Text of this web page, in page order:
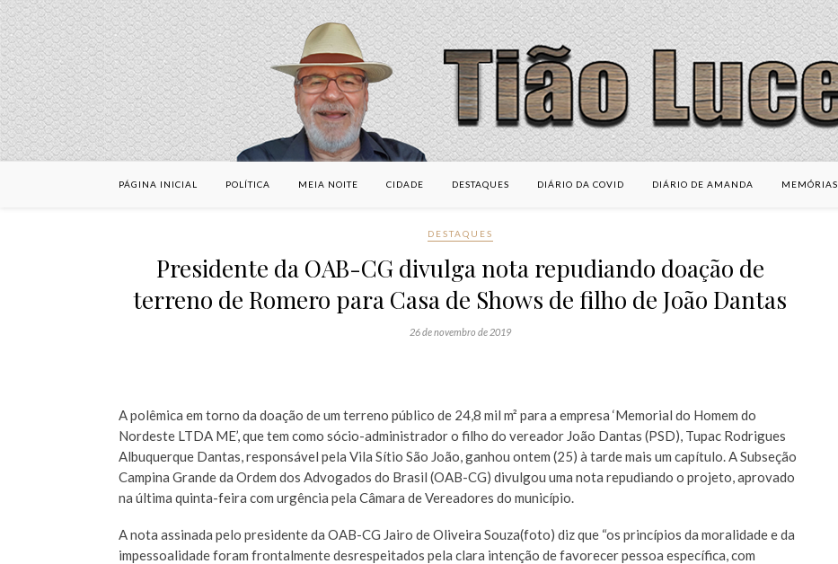
PÁGINA INICIAL POLÍTICA MEIA NOITE CIDADE DESTAQUES DIÁRIO DA COVID DIÁRIO DE AMANDA MEMÓRIAS
DESTAQUES
Presidente da OAB-CG divulga nota repudiando doação de
terreno de Romero para Casa de Shows de filho de João Dantas
26 de novembro de 2019
A polêmica em torno da doação de um terreno público de 24,8 mil m² para a empresa ‘Memorial do Homem do
Nordeste LTDA ME’, que tem como sócio-administrador o filho do vereador João Dantas (PSD), Tupac Rodrigues
Albuquerque Dantas, responsável pela Vila Sítio São João, ganhou ontem (25) à tarde mais um capítulo. A Subseção
Campina Grande da Ordem dos Advogados do Brasil (OAB-CG) divulgou uma nota repudiando o projeto, aprovado
na última quinta-feira com urgência pela Câmara de Vereadores do município.
A nota assinada pelo presidente da OAB-CG Jairo de Oliveira Souza(foto) diz que “os princípios da moralidade e da
impessoalidade foram frontalmente desrespeitados pela clara intenção de favorecer pessoa específica, com